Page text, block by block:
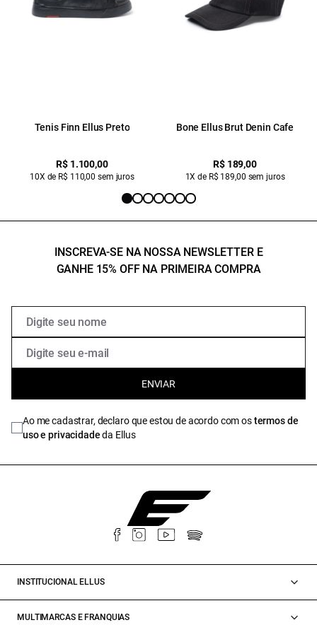
Tenis Finn Ellus Preto
R$ 1.100,00
10X de R$ 110,00 sem juros
Bone Ellus Brut Denin Cafe
R$ 189,00
1X de R$ 189,00 sem juros
INSCREVA-SE NA NOSSA NEWSLETTER E
GANHE 15% OFF NA PRIMEIRA COMPRA
ENVIAR
Ao me cadastrar, declaro que estou de acordo com ostermos de
uso e privacidadeda Ellus
INSTITUCIONAL ELLUS
MULTIMARCAS E FRANQUIAS